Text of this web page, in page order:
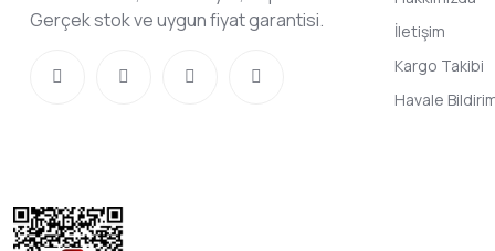
Gerçek stok ve uygun fiyat garantisi.
İletişim
Kargo Takibi
Havale